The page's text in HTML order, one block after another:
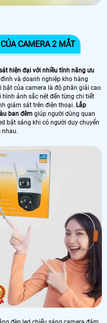
CAMERA 2 MẮT
hiện đại với nhiều tính năng ưu
và doanh nghiệp kho hàng
của camera là độ phân giải cao
ảnh sắc nét đến từng chi tiết
giám sát trên điện thoại. Lắp
ban đêm giúp người dùng quan
bật sáng khi có người duy chuyển
nhau.